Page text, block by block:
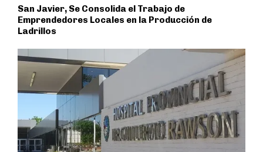
San Javier, Se Consolida el Trabajo de
Emprendedores Locales en la Producción de
Ladrillos